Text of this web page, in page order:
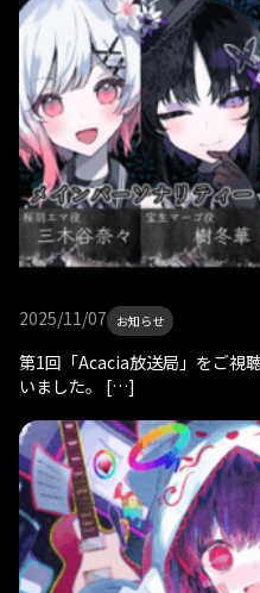
2025/11/07 お知らせ
第1回「Acacia放送局」をご視
いました。 […]